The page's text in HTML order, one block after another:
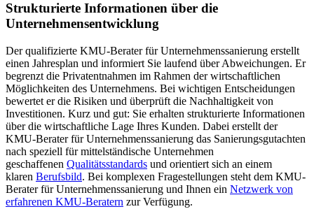
Strukturierte Informationen über die
Unternehmensentwicklung
Der qualifizierte KMU-Berater für Unternehmenssanierung erstellt
einen Jahresplan und informiert Sie laufend über Abweichungen. Er
begrenzt die Privatentnahmen im Rahmen der wirtschaftlichen
Möglichkeiten des Unternehmens. Bei wichtigen Entscheidungen
bewertet er die Risiken und überprüft die Nachhaltigkeit von
Investitionen. Kurz und gut: Sie erhalten strukturierte Informationen
über die wirtschaftliche Lage Ihres Kunden. Dabei erstellt der
KMU-Berater für Unternehmenssanierung das Sanierungsgutachten
nach speziell für mittelständische Unternehmen
geschaffenen Qualitätsstandards und orientiert sich an einem
klaren Berufsbild. Bei komplexen Fragestellungen steht dem KMU-
Berater für Unternehmenssanierung und Ihnen ein Netzwerk von
erfahrenen KMU-Beratern zur Verfügung.